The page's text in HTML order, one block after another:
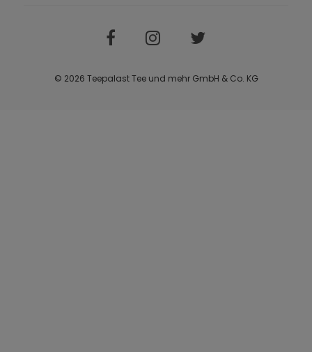
© 2026 Teepalast Tee und mehr GmbH & Co. KG